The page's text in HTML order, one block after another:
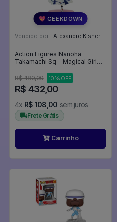
💖 GEEKDOWN
Vendido por: Alexandre Kisner - PR
Action Figures Nanoha
Takamachi Sq - Magical Girl
R$ 480,00
10% OFF
R$ 432,00
4x R$ 108,00 sem juros
Frete Grátis
Carrinho